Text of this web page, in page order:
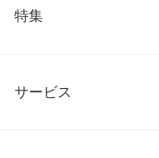
特集
サービス